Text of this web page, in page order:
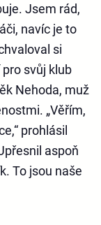
Jsem rád,
navíc je to
si
svůj klub
Nehoda, muž
„Věřím,
prohlásil
aspoň
To jsou naše